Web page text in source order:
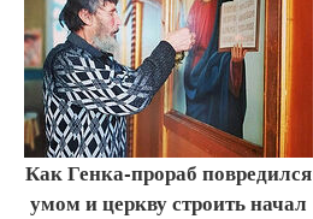
Как Генка-прораб повредился
умом и церкву строить начал